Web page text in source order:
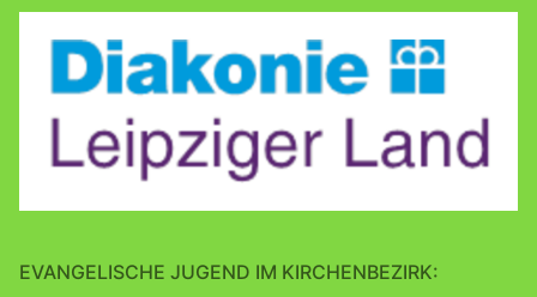
EVANGELISCHE JUGEND IM KIRCHENBEZIRK: